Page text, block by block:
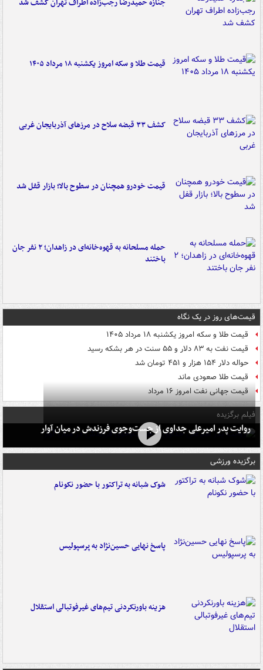
قیمت طلا و سکه امروز یکشنبه ۱۸ مرداد ۱۴۰۵
کشف ۳۳ قبضه سلاح در مرزهای آذربایجان غربی
قیمت خودرو همچنان در سطوح بالا؛ بازار قفل شد
حمله مسلحانه به قهوه‌خانه‌ای در زاهدان؛ ۲ نفر جان
باختند
قیمت‌های روز در یک نگاه
قیمت طلا و سکه امروز یکشنبه ۱۸ مرداد ۱۴۰۵
قیمت نفت به ۸۳ دلار و ۵۵ سنت در هر بشکه رسید
حواله دلار ۱۵۴ هزار و ۴۵۱ تومان شد
قیمت طلا صعودی ماند
قیمت جهانی نفت امروز ۱۶ مرداد
فیلم برگزیده
روایت پدر امیرعلی جداوی از جست‌وجوی فرزندش در میان آوار
برگزیده ورزشی
شوک شبانه به تراکتور با حضور نکونام
پاسخ نهایی حسین‌نژاد به پرسپولیس
هزینه باورنکردنی تیم‌های غیرفوتبالی استقلال